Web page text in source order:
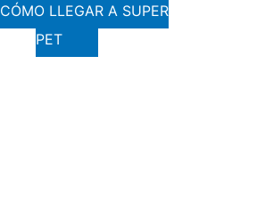
CÓMO LLEGAR A SUPER
PET